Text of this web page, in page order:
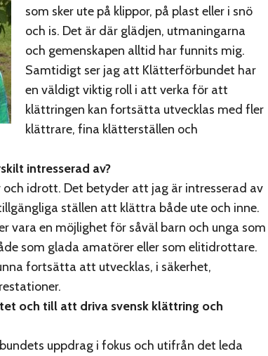
som sker ute på klippor, på plast eller i snö
och is. Det är där glädjen, utmaningarna
och gemenskapen alltid har funnits mig.
Samtidigt ser jag att Klätterförbundet har
en väldigt viktig roll i att verka för att
klättringen kan fortsätta utvecklas med fler
klättrare, fina klätterställen och
intresserad av?
idrott. Det betyder att jag är intresserad av
ställen att klättra både ute och inne.
vara en möjlighet för såväl barn och unga som
som glada amatörer eller som elitidrottare.
fortsätta att utvecklas, i säkerhet,
och till att driva svensk klättring och
uppdrag i fokus och utifrån det leda